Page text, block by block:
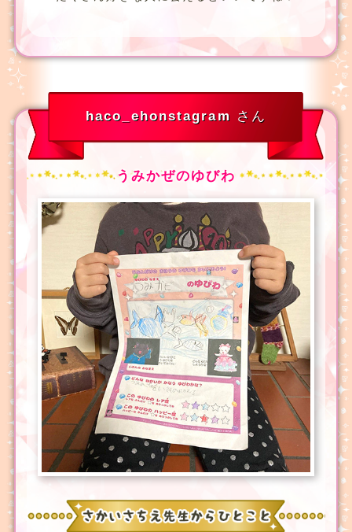
haco_ehonstagram さん
うみかぜのゆびわ